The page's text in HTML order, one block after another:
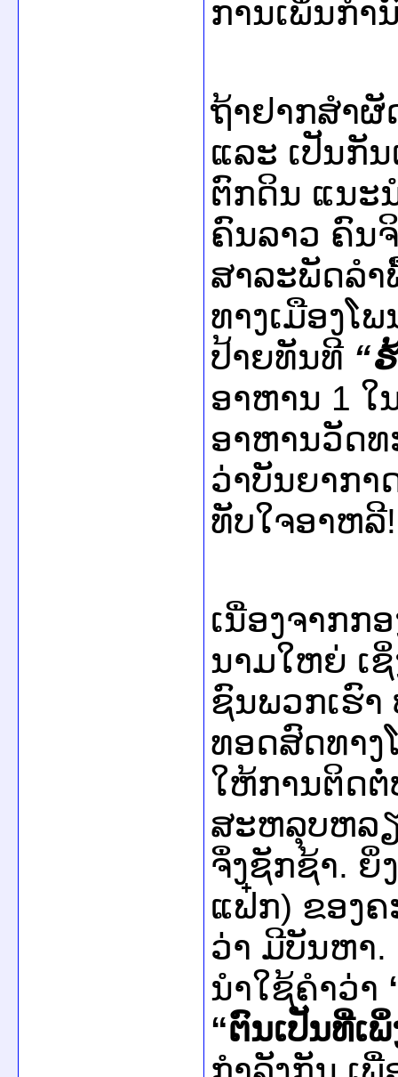
ການ​ເພິ່ນ​ກຳ
ຖ້າ​ຢາກ​ສຳຜັ
ແລະ ​ເປັນກັນ​
ຕົກ​ດິນ ແນະ
ຄົນ​ລາວ​ ຄົນ​
ສາລະພັດ​ລຳ
ທາງເມືອງ​ໂ
ປ້າຍ​ທັນທີ “
ອາຫານ 1 ​ໃ
ອາຫານ​ວັດທ
ວ່າບັນຍາກາ
ທັບ​ໃຈອາ​ຫລີ!
ເນື່ອງ​ຈາກ​ກ
ນາມ​ໃຫຍ່ ​ເ
ຊົນ​ພວກ​ເຮົາ
ທອດ​ສົດ​ທາງ​
ໃຫ້ການ​ຕິດຕໍ່​
ສະຫລຸບ​ຫລຽ
ຈຶ່ງ​ຊັກ​ຊ້າ. ຍິ່
ແຟ໋ກ) ຂອງ​
ວ່າ ມີ​ບັນຫາ.
ນຳ​ໃຊ້​ຄຳ​ວ່າ
“ຕົນ​ເປັນ​ທີ່​ເ